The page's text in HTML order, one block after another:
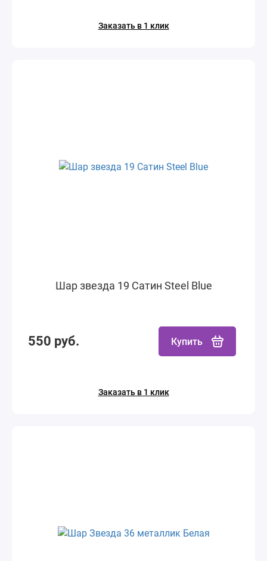
Заказать в 1 клик
Шар звезда 19 Сатин Steel Blue
550 руб. Купить
Заказать в 1 клик